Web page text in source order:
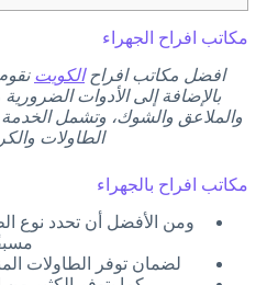
مكاتب افراح الجهراء
افضل مكاتب افراحالكويت
بالإضافة إلى الأدوات
والملاعق والشوك، وتشمل
الطاولات
مكاتب افراح بالجهراء
ومن الأفضل أن تحدد نوع
لضمان توفر الطاولات